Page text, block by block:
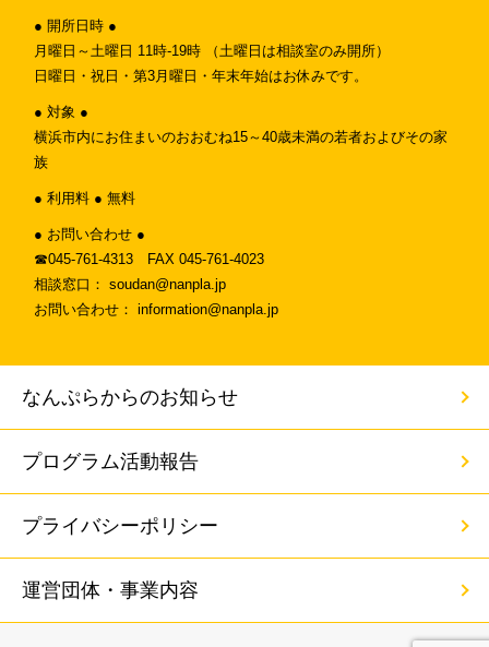
● 開所日時 ●
月曜日～土曜日 11時-19時 （土曜日は相談室のみ開所）
日曜日・祝日・第3月曜日・年末年始はお休みです。
● 対象 ●
横浜市内にお住まいのおおむね15～40歳未満の若者およびその家
族
● 利用料 ● 無料
● お問い合わせ ●
☎︎045-761-4313 FAX 045-761-4023
相談窓口： soudan@nanpla.jp
お問い合わせ： information@nanpla.jp
なんぷらからのお知らせ
プログラム活動報告
プライバシーポリシー
運営団体・事業内容